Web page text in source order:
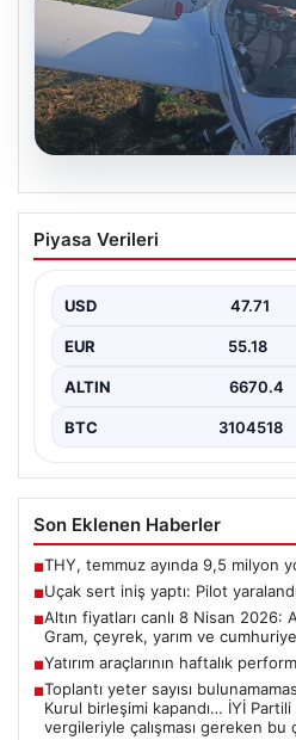
06.08.2026
Uçak sert iniş yaptı:
Piyasa Verileri
USD 47.71
EUR 55.18
ALTIN 6670.4
BTC 3104518
Son Eklenen Haberler
■THY, temmuz ayında 9,5 milyon
■Uçak sert iniş yaptı: Pilot yaralandı
■Altın fiyatları canlı 8 Nisan 2026:
Gram, çeyrek, yarım ve
■Yatırım araçlarının haftalık
■Toplantı yeter sayısı
Kurul birleşimi kapandı… İYİ
vergileriyle çalışması gereken bu